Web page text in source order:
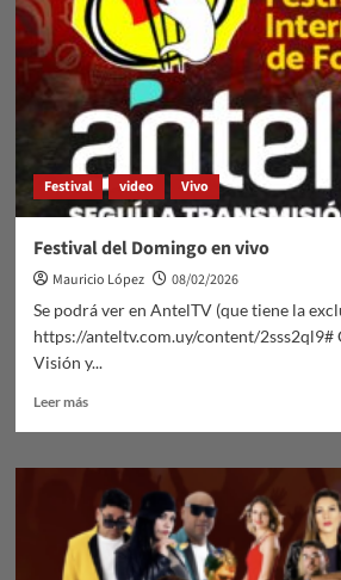
Festival video Vivo
Festival del Domingo en vivo
Mauricio López
08/02/2026
Se podrá ver en AntelTV (que tiene la
https://anteltv.com.uy/content/2sss2ql9#
Visión y...
Leer másLeer
Festival
Domingo
en
vivo